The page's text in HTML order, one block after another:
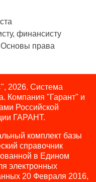
финансисту
Основы права
Система
Компания "Гарант" и
Российской
ГАРАНТ.
комплект базы
справочник
в Едином
электронных
20 Февраля 2016,